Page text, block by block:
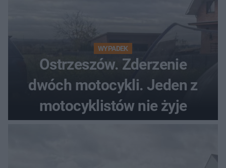
WYPADEK
Ostrzeszów. Zderzenie
dwóch motocykli. Jeden z
motocyklistów nie żyje